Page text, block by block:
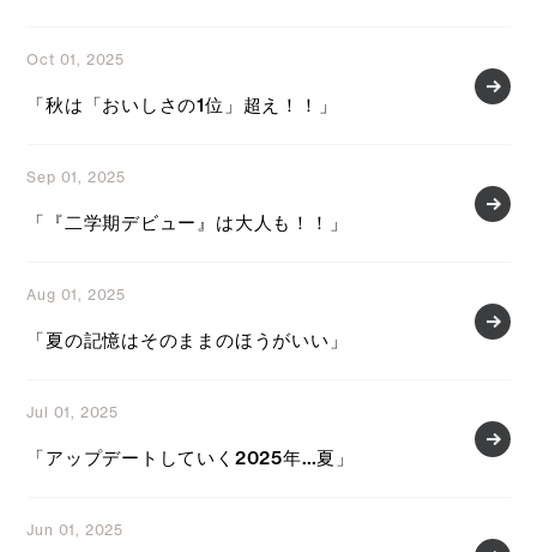
Oct 01, 2025
「秋は「おいしさの1位」超え！！」
Sep 01, 2025
「『二学期デビュー』は大人も！！」
Aug 01, 2025
「夏の記憶はそのままのほうがいい」
Jul 01, 2025
「アップデートしていく2025年…夏」
Jun 01, 2025